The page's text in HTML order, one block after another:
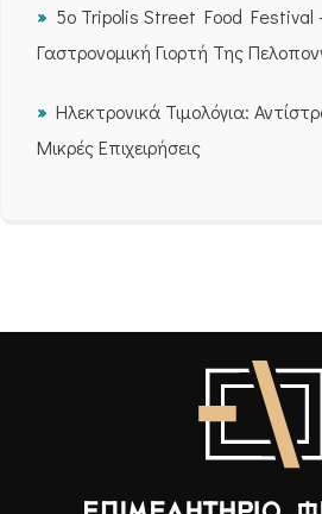
5ο Tripolis Street Food Festival
Γαστρονομική Γιορτή Της
Ηλεκτρονικά Τιμολόγια:
Μικρές Επιχειρήσεις